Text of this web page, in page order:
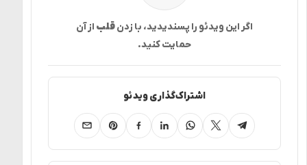
اگر این ویدئو را پسندیدید، با زدنقلب از آن
حمایت کنید.
اشتراک‌گذاری ویدئو
تلگرام ایکسواتساپلینکدینفیسبوکپینترستایمیل